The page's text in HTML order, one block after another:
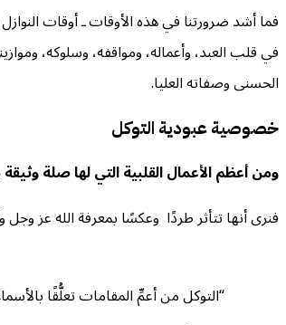
فما أشد ضرورتنا في هذه الأوقات ـ أوقات
في قلب العبد، وأعماله، ومواقفه، وسلوكه،
الحسنى وصفاته العليا.
خصوصية عبودية التوكل
ومن أعظم الأعمال القلبية التي لها صلة
فنرى أنها تتأثر طردًا وعكسًا بمعرفة الله عز وجل
“التوكل من أعمِّ المقامات تعلُّقًا